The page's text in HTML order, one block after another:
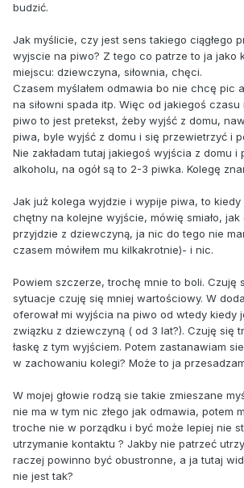
budzić.
Jak myślicie, czy jest sens takiego ciągłego
wyjscie na piwo? Z tego co patrze to ja jako
miejscu: dziewczyna, siłownia, chęci.
Czasem myślałem odmawia bo nie chcę pic
na siłowni spada itp. Więc od jakiegoś czasu
piwo to jest pretekst, żeby wyjść z domu,
piwa, byle wyjść z domu i się przewietrzyć i
Nie zakładam tutaj jakiegoś wyjścia z domu i
alkoholu, na ogół są to 2-3 piwka. Kolegę
Jak już kolega wyjdzie i wypije piwa, to
chętny na kolejne wyjście, mówię smiało,
przyjdzie z dziewczyną, ja nic do tego nie
czasem mówiłem mu kilkakrotnie)- i nic.
Powiem szczerze, trochę mnie to boli. Czuję
sytuacje czuję się mniej wartościowy. W
oferował mi wyjścia na piwo od wtedy kiedy
związku z dziewczyną ( od 3 lat?). Czuję się
łaskę z tym wyjściem. Potem zastanawiam
w zachowaniu kolegi? Może to ja
W mojej głowie rodzą sie takie zmieszane
nie ma w tym nic złego jak odmawia, potem
troche nie w porządku i być może lepiej nie
utrzymanie kontaktu ? Jakby nie patrzeć
raczej powinno być obustronne, a ja tutaj
nie jest tak?